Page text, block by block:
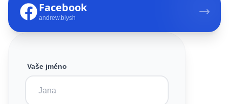
Facebook
andrew.blysh
Vaše jméno